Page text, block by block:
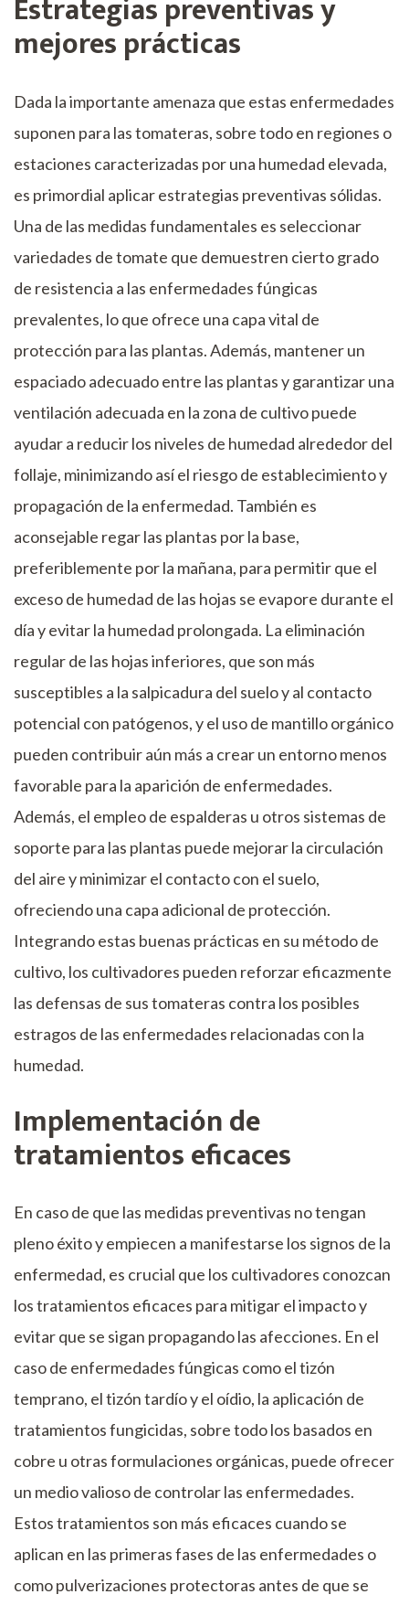
Estrategias preventivas y
mejores prácticas
Dada la importante amenaza que estas enfermedades
suponen para las tomateras, sobre todo en regiones o
estaciones caracterizadas por una humedad elevada,
es primordial aplicar estrategias preventivas sólidas.
Una de las medidas fundamentales es seleccionar
variedades de tomate que demuestren cierto grado
de resistencia a las enfermedades fúngicas
prevalentes, lo que ofrece una capa vital de
protección para las plantas. Además, mantener un
espaciado adecuado entre las plantas y garantizar una
ventilación adecuada en la zona de cultivo puede
ayudar a reducir los niveles de humedad alrededor del
follaje, minimizando así el riesgo de establecimiento y
propagación de la enfermedad. También es
aconsejable regar las plantas por la base,
preferiblemente por la mañana, para permitir que el
exceso de humedad de las hojas se evapore durante el
día y evitar la humedad prolongada. La eliminación
regular de las hojas inferiores, que son más
susceptibles a la salpicadura del suelo y al contacto
potencial con patógenos, y el uso de mantillo orgánico
pueden contribuir aún más a crear un entorno menos
favorable para la aparición de enfermedades.
Además, el empleo de espalderas u otros sistemas de
soporte para las plantas puede mejorar la circulación
del aire y minimizar el contacto con el suelo,
ofreciendo una capa adicional de protección.
Integrando estas buenas prácticas en su método de
cultivo, los cultivadores pueden reforzar eficazmente
las defensas de sus tomateras contra los posibles
estragos de las enfermedades relacionadas con la
humedad.
Implementación de
tratamientos eficaces
En caso de que las medidas preventivas no tengan
pleno éxito y empiecen a manifestarse los signos de la
enfermedad, es crucial que los cultivadores conozcan
los tratamientos eficaces para mitigar el impacto y
evitar que se sigan propagando las afecciones. En el
caso de enfermedades fúngicas como el tizón
temprano, el tizón tardío y el oídio, la aplicación de
tratamientos fungicidas, sobre todo los basados en
cobre u otras formulaciones orgánicas, puede ofrecer
un medio valioso de controlar las enfermedades.
Estos tratamientos son más eficaces cuando se
aplican en las primeras fases de las enfermedades o
como pulverizaciones protectoras antes de que se